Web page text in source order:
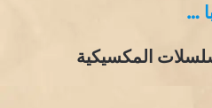
…
المكسيكية